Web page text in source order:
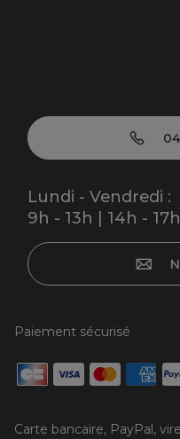
Lundi - Vendredi :
9h - 13h | 14h - 17h
Paiement sécurisé
Carte bancaire, PayPal,